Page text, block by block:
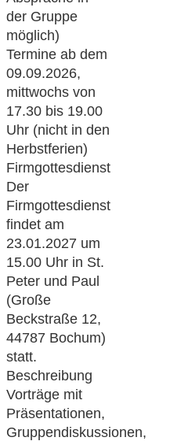
der Gruppe
möglich)
Termine ab dem
09.09.2026,
mittwochs von
17.30 bis 19.00
Uhr (nicht in den
Herbstferien)
Firmgottesdienst
Der
Firmgottesdienst
findet am
23.01.2027 um
15.00 Uhr in St.
Peter und Paul
(Große
Beckstraße 12,
44787 Bochum)
statt.
Beschreibung
Vorträge mit
Präsentationen,
Gruppendiskussionen,